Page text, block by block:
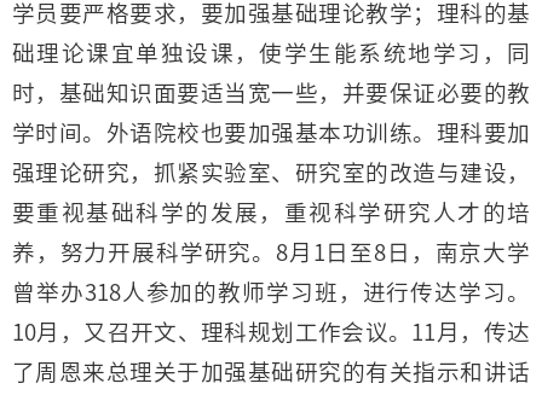
学员要严格要求，要加强基础理论教学；理科的基
础理论课宜单独设课，使学生能系统地学习，同
时，基础知识面要适当宽一些，并要保证必要的教
学时间。外语院校也要加强基本功训练。理科要加
强理论研究，抓紧实验室、研究室的改造与建设，
要重视基础科学的发展，重视科学研究人才的培
养，努力开展科学研究。8月1日至8日，南京大学
曾举办318人参加的教师学习班，进行传达学习。
10月，又召开文、理科规划工作会议。11月，传达
了周恩来总理关于加强基础研究的有关指示和讲话